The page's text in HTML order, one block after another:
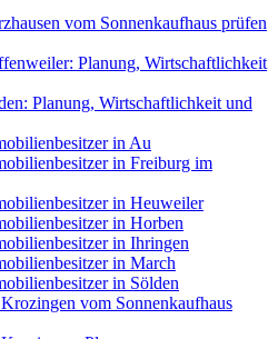
vom Sonnenkaufhaus prüfen
Planung, Wirtschaftlichkeit
Planung, Wirtschaftlichkeit und
in Au
in Freiburg im
in Heuweiler
in Horben
in Ihringen
in March
in Sölden
vom Sonnenkaufhaus